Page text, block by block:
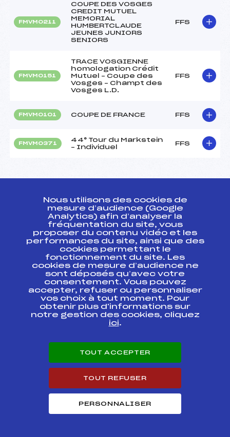
FMVM0211
COUPE DES VOSGES
CREDIT MUTUEL
MEMORIAL
HUMBERTCLAUDE
JEUNES JUNIORS
SENIORS
FFS
FMVM0151
TRACE VOSGIENNE
homologation Crédit
Mutuel – Coupe des
Vosges – Champt des
Vosges L.D.
FFS
FMVM0101 COUPE DE FRANCE FFS
FMVM0371
44° Tour du Markstein
– Individuel
FFS
SUIVEZ
L'ACTU
Abonnez-vous à notre newsletter
Recevez l’actualité de la FFS, des clubs et des Équipes
de France.
Inscription
En cliquant sur « inscription », j’autorise la FFS à utiliser mon
adresse email pour m’envoyer périodiquement la newsletter
promotionnelles de la FFS ou de ses partenaires. Pour plus
Nous utilisons des cookies de
mesure d’audience (Google
Analytics) afin d’analyser la
fréquentation du site, vous
proposer du contenu vidéo et les
performances du site, ainsi que des
cookies permettant le
fonctionnement du site. Les
cookies de mesure d’audience ne
sont déposés qu’avec votre
consentement. Vous pouvez
accepter, refuser ou personnaliser
vos choix à tout moment. Pour
obtenir plus d'informations sur
notre gestion des cookies, cliquez
ici.
TOUT ACCEPTER
TOUT REFUSER
PERSONNALISER